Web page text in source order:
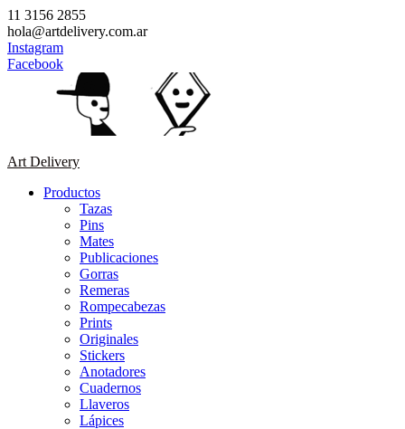
Saltar
contenido
11 3156 2855
hola@artdelivery.com.ar
Instagram
Facebook
Art Delivery
Productos
Tazas
Pins
Mates
Publicaciones
Gorras
Remeras
Rompecabezas
Prints
Originales
Stickers
Anotadores
Cuadernos
Llaveros
Lápices